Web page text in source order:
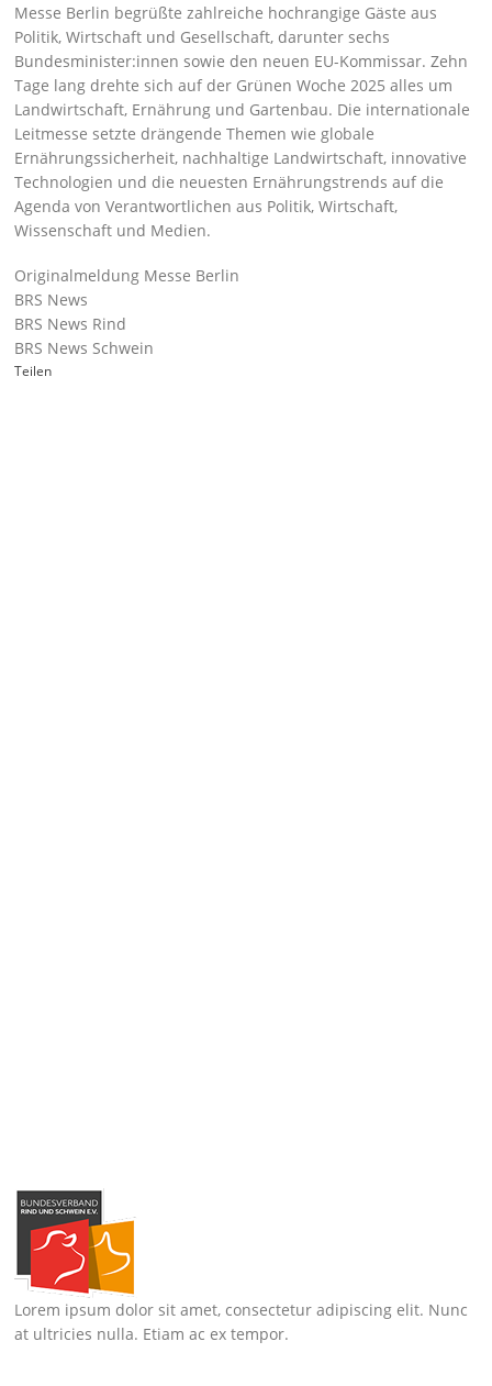
Messe Berlin begrüßte zahlreiche hochrangige Gäste aus
Politik, Wirtschaft und Gesellschaft, darunter sechs
Bundesminister:innen sowie den neuen EU-Kommissar. Zehn
Tage lang drehte sich auf der Grünen Woche 2025 alles um
Landwirtschaft, Ernährung und Gartenbau. Die internationale
Leitmesse setzte drängende Themen wie globale
Ernährungssicherheit, nachhaltige Landwirtschaft, innovative
Technologien und die neuesten Ernährungstrends auf die
Agenda von Verantwortlichen aus Politik, Wirtschaft,
Wissenschaft und Medien.
Originalmeldung Messe Berlin
BRS News
BRS News Rind
BRS News Schwein
Teilen
Lorem ipsum dolor sit amet, consectetur adipiscing elit. Nunc
at ultricies nulla. Etiam ac ex tempor.